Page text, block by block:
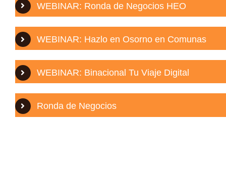
WEBINAR: Ronda de Negocios HEO
WEBINAR: Hazlo en Osorno en Comunas
WEBINAR: Binacional Tu Viaje Digital
Ronda de Negocios